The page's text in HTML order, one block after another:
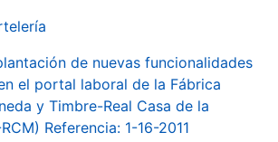
de nuevas funcionalidades
el portal laboral de la Fábrica
y Timbre-Real Casa de la
Referencia: 1-16-2011